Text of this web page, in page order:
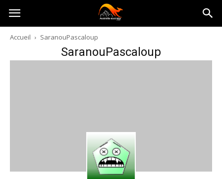
Australia-
australie.com
Accueil SaranouPascaloup
SaranouPascaloup